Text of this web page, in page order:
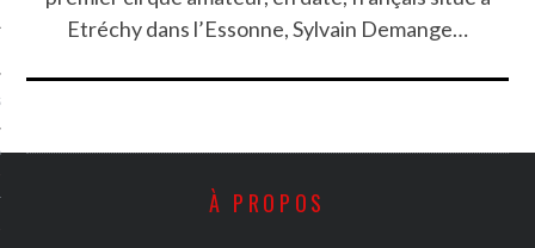
Etréchy dans l’Essonne, Sylvain Demange…
À PROPOS